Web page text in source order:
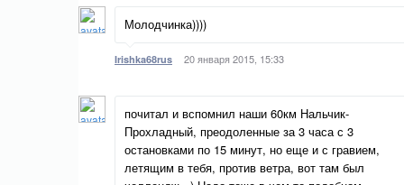
Молодчинка))))
Irishka68rus 20 января 2015, 15:33
почитал и вспомнил наши 60км Нальчик-
Прохладный, преодоленные за 3 часа с 3
остановками по 15 минут, но еще и с гравием,
летящим в тебя, против ветра, вот там был